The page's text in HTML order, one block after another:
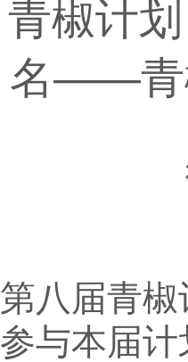
青椒计
名——青
第八届青
参与本届